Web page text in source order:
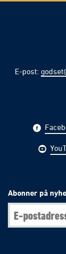
E-post:
Abonner på